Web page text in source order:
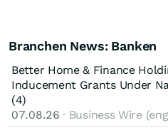
Branchen News: Banken
Better Home & Finance
Inducement Grants Under
(4)
07.08.26 · Business Wire